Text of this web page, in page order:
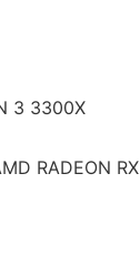
3 3300X
RADEON